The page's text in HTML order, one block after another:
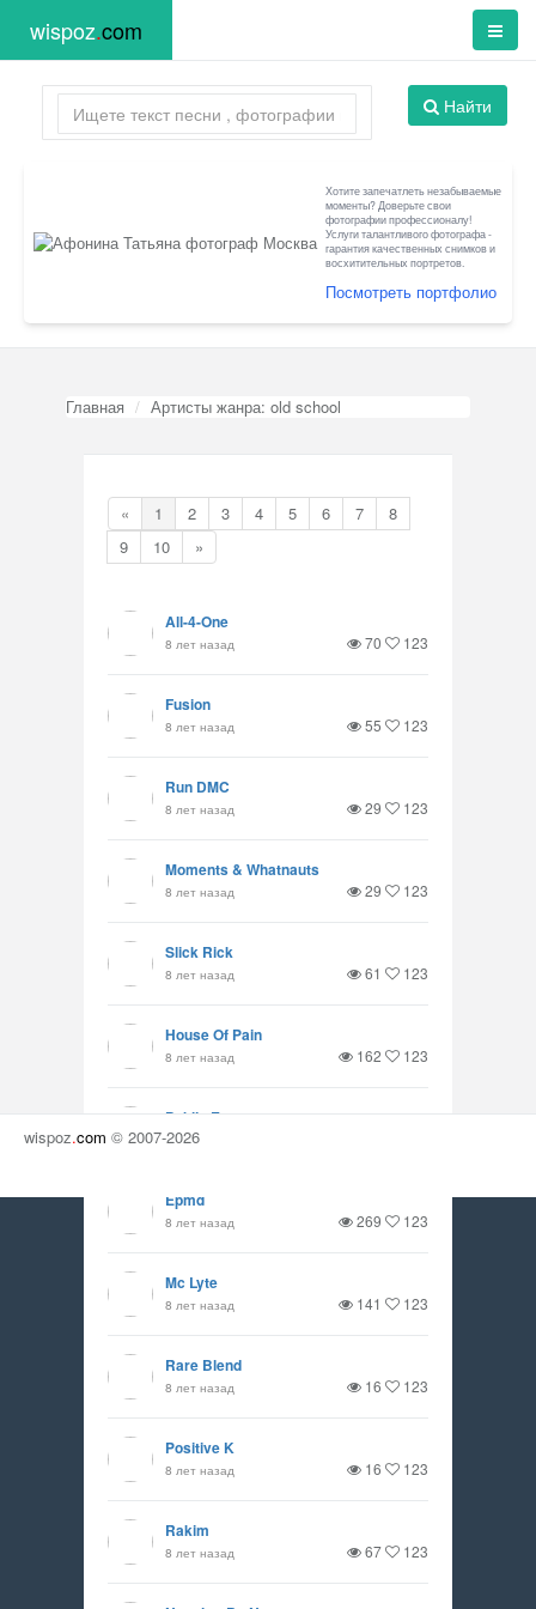
wispoz.com
Найти
Хотите запечатлеть незабываемые
моменты? Доверьте свои
фотографии профессионалу!
Услуги талантливого фотографа -
гарантия качественных снимков и
восхитительных портретов.
Посмотреть портфолио
Главная Артисты жанра: old school
« 1 2 3 4 5 6 7
8
9
10 »
All-4-One
8 лет назад 70 123
Fusion
8 лет назад 55 123
Run DMC
8 лет назад 29 123
Moments & Whatnauts
8 лет назад 29 123
Slick Rick
8 лет назад 61 123
House Of Pain
8 лет назад 162 123
Public Enemy
8 лет назад
Epmd
8 лет назад 269 123
Mc Lyte
8 лет назад 141 123
Rare Blend
8 лет назад 16 123
Positive K
8 лет назад 16 123
Rakim
8 лет назад 67 123
wispoz.com © 2007-2026